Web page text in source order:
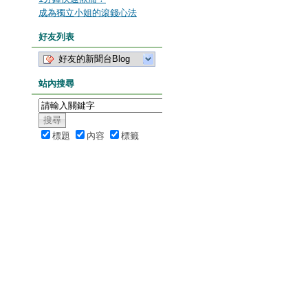
成為獨立小姐的滾錢心法
好友列表
好友的新聞台Blog
站內搜尋
標題 內容 標籤